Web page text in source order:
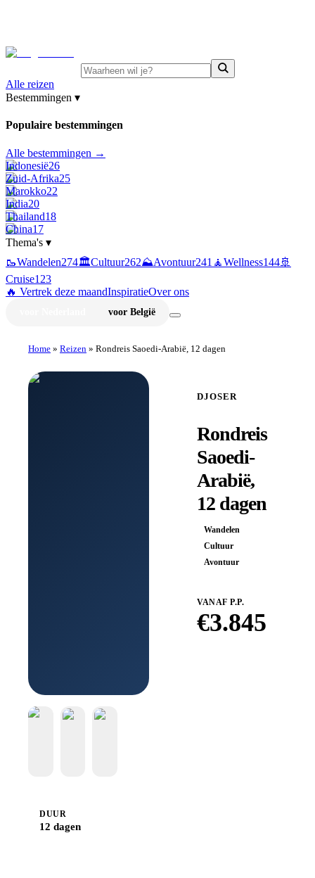
Alle reizen
Bestemmingen ▾
Populaire bestemmingen
Alle bestemmingen →
Indonesië26
Zuid-Afrika25
Marokko22
India20
Thailand18
China17
Thema's ▾
🥾Wandelen274🏛️Cultuur262⛰️Avontuur241 🧘Wellness144🚢
Cruise123
🔥 Vertrek deze maandInspiratieOver ons
voor België
Home » Reizen » Rondreis Saoedi-Arabië, 12 dagen
DJOSER
Rondreis
Saoedi-
Arabië,
12 dagen
Wandelen
Cultuur
Avontuur
VANAF P.P.
€3.845
DUUR
12 dagen